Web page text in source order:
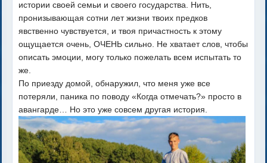
истории своей семьи и своего государства. Нить,
пронизывающая сотни лет жизни твоих предков
явственно чувствуется, и твоя причастность к этому
ощущается очень, ОЧЕНЬ сильно. Не хватает слов, чтобы
описать эмоции, могу только пожелать всем испытать то
же.
По приезду домой, обнаружил, что меня уже все
потеряли, паника по поводу «Когда отмечать?» просто в
авангарде… Но это уже совсем другая история.